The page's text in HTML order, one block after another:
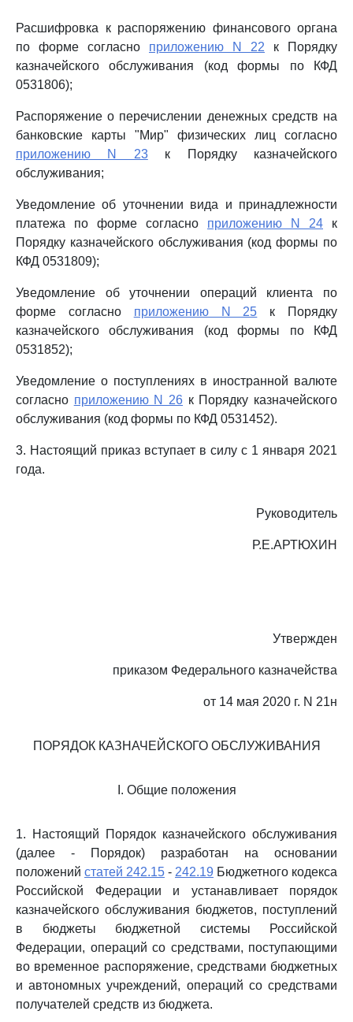
Расшифровка к распоряжению финансового органа
по форме согласно приложению N 22 к Порядку
казначейского обслуживания (код формы по КФД
0531806);
Распоряжение о перечислении денежных средств на
банковские карты "Мир" физических лиц согласно
приложению N 23к Порядку казначейского
обслуживания;
Уведомление об уточнении вида и принадлежности
платежа по форме согласно приложению N 24 к
Порядку казначейского обслуживания (код формы по
КФД 0531809);
Уведомление об уточнении операций клиента по
форме согласно приложению N 25 к Порядку
казначейского обслуживания (код формы по КФД
0531852);
Уведомление о поступлениях в иностранной валюте
согласно приложению N 26 к Порядку казначейского
обслуживания (код формы по КФД 0531452).
3. Настоящий приказ вступает в силу с 1 января 2021
года.
Руководитель
Р.Е.АРТЮХИН
Утвержден
приказом Федерального казначейства
от 14 мая 2020 г. N 21н
ПОРЯДОК КАЗНАЧЕЙСКОГО ОБСЛУЖИВАНИЯ
I. Общие положения
1. Настоящий Порядок казначейского обслуживания
(далее - Порядок) разработан на основании
положений статей 242.15 - 242.19 Бюджетного кодекса
Российской Федерации и устанавливает порядок
казначейского обслуживания бюджетов, поступлений
в бюджеты бюджетной системы Российской
Федерации, операций со средствами, поступающими
во временное распоряжение, средствами бюджетных
и автономных учреждений, операций со средствами
получателей средств из бюджета.